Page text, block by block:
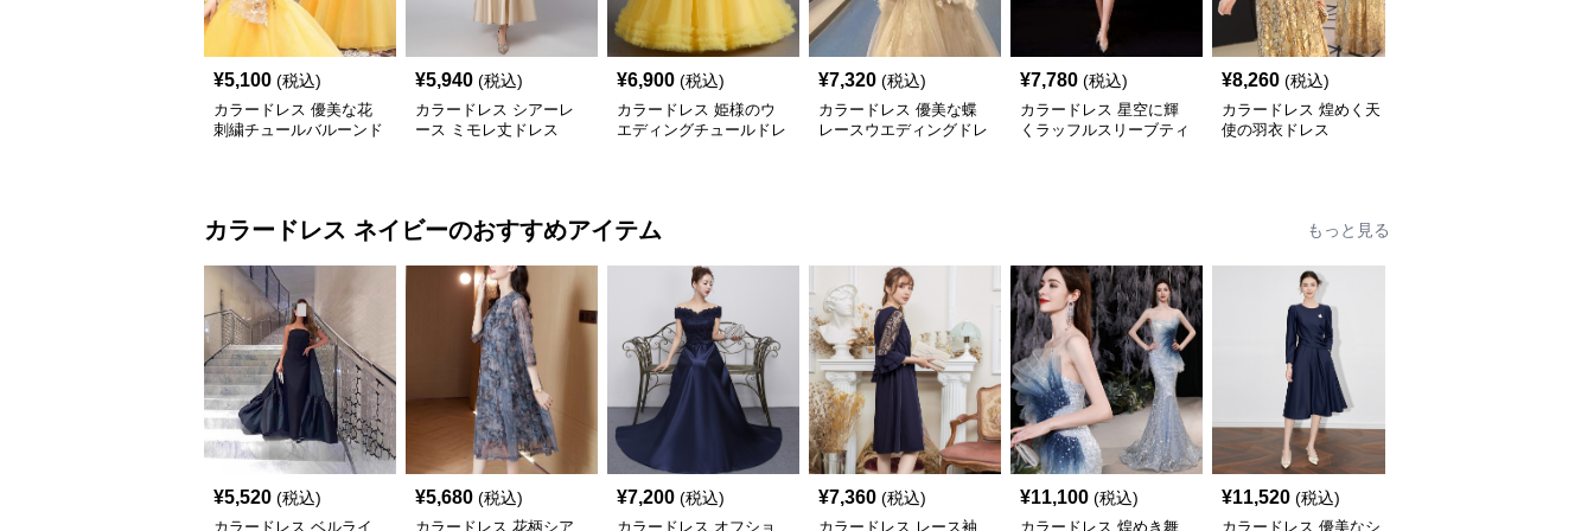
¥5,100 (税込)
カラードレス 優美な花
刺繍チュールバルーンド
¥5,940 (税込)
カラードレス シアーレ
ース ミモレ丈ドレス
¥6,900 (税込)
カラードレス 姫様のウ
エディングチュールドレ
¥7,320 (税込)
カラードレス 優美な蝶
レースウエディングドレ
¥7,780 (税込)
カラードレス 星空に輝
くラッフルスリーブティ
¥8,260 (税込)
カラードレス 煌めく天
使の羽衣ドレス
カラードレス ネイビーのおすすめアイテム もっと見る
¥5,520 (税込)
カラードレス ベルライ
¥5,680 (税込)
カラードレス 花柄シア
¥7,200 (税込)
カラードレス オフショ
¥7,360 (税込)
カラードレス レース袖
¥11,100 (税込)
カラードレス 煌めき舞
¥11,520 (税込)
カラードレス 優美なシ